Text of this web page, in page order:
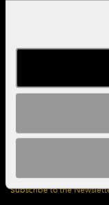
Click herefor contacts
PEC (legal or institutional
INTO CINEMA
Bids and Tenders (Italian
Subscribe to the